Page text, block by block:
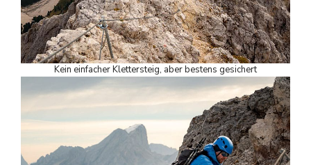
Kein einfacher Klettersteig, aber bestens gesichert